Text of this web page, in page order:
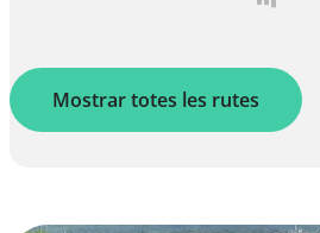
Mostrar totes les rutes